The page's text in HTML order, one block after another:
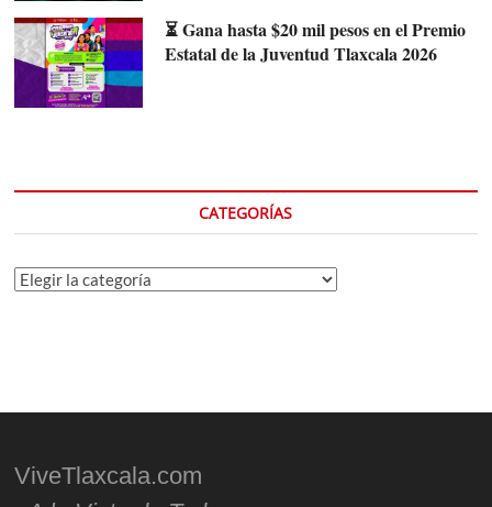
⏳ Gana hasta $20 mil pesos en el Premio
Estatal de la Juventud Tlaxcala 2026
CATEGORÍAS
Categorías
ViveTlaxcala.com